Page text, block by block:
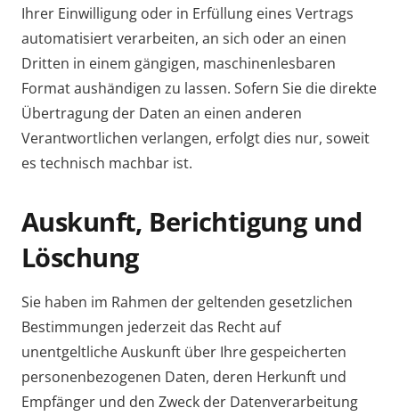
Ihrer Einwilligung oder in Erfüllung eines Vertrags
automatisiert verarbeiten, an sich oder an einen
Dritten in einem gängigen, maschinenlesbaren
Format aushändigen zu lassen. Sofern Sie die direkte
Übertragung der Daten an einen anderen
Verantwortlichen verlangen, erfolgt dies nur, soweit
es technisch machbar ist.
Auskunft, Berichtigung und
Löschung
Sie haben im Rahmen der geltenden gesetzlichen
Bestimmungen jederzeit das Recht auf
unentgeltliche Auskunft über Ihre gespeicherten
personenbezogenen Daten, deren Herkunft und
Empfänger und den Zweck der Datenverarbeitung